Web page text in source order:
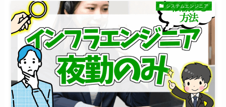
システムエンジニア